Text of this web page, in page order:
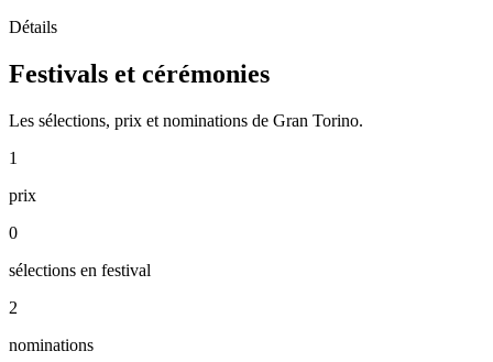
Détails
Festivals et cérémonies
Les sélections, prix et nominations de Gran Torino.
1
prix
0
sélections en festival
2
nominations